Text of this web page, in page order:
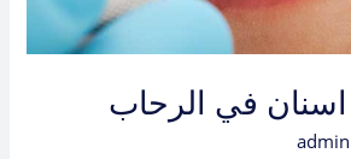
في الرحاب
admin